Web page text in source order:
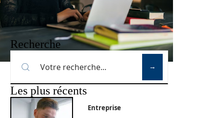
Recherche
Les plus récents
Entreprise